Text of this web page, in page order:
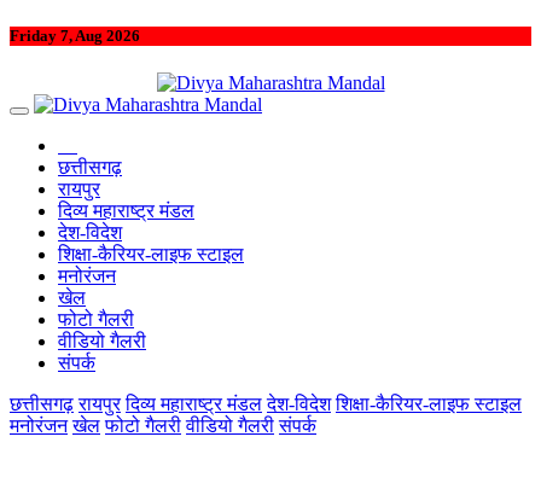
Friday 7, Aug 2026
छत्तीसगढ़
रायपुर
दिव्य महाराष्ट्र मंडल
देश-विदेश
शिक्षा-कैरियर-लाइफ स्टाइल
मनोरंजन
खेल
फोटो गैलरी
वीडियो गैलरी
संपर्क
छत्तीसगढ़ रायपुर दिव्य महाराष्ट्र मंडल देश-विदेश शिक्षा-कैरियर-लाइफ स्टाइल
मनोरंजन खेल फोटो गैलरी वीडियो गैलरी संपर्क